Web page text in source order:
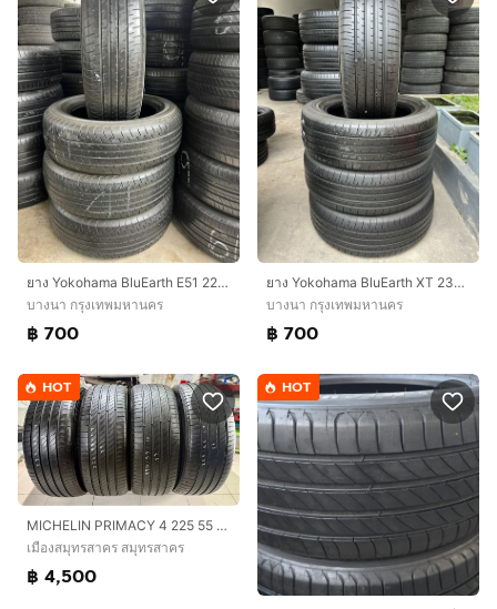
ยาง Yokohama BluEarth E51 225/60/17 ปี23 เส้น 700 บาท สภาพดี !!
บางนา กรุงเทพมหานคร
฿ 700
ยาง Yokohama BluEarth XT 235/60/18 ปี23 เส้น 700 บาท สภาพดี Japan🇯🇵
บางนา กรุงเทพมหานคร
฿ 700
HOT
MICHELIN PRIMACY 4 225 55 17 ปี23 สวยงาม ไม่ปะ
เมืองสมุทรสาคร สมุทรสาคร
฿ 4,500
HOT